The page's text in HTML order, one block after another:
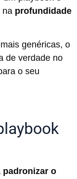
na profundidade
genéricas, o
de verdade no
o seu
padronizar o